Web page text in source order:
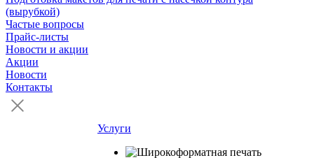
(вырубкой)
Частые вопросы
Прайс-листы
Новости и акции
Акции
Новости
Контакты
Услуги